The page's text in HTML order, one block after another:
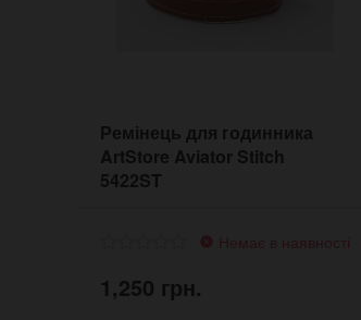
Ремінець для годинника
ArtStore Aviator Stitch
5422ST
1,250 грн.